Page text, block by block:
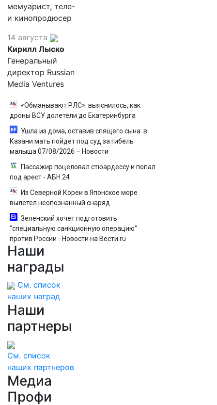
мемуарист, теле-
и кинопродюсер
14 августа
Кирилл Лыско
Генеральный
директор Russian
Media Ventures
«Обманывают РЛС»: выяснилось, как
дроны ВСУ долетели до Екатеринбурга
Ушла из дома, оставив спящего сына: в
Казани мать пойдет под суд за гибель
малыша 07/08/2026 – Новости
Пассажир поцеловал стюардессу и попал
под арест - АБН 24
Из Северной Кореи в Японское море
вылетел неопознанный снаряд
Зеленский хочет подготовить
"специальную санкционную операцию"
против России - Новости на Вести.ru
Наши
награды
См. список
наших наград
Наши
партнеры
См. список
наших партнеров
Медиа
Профи